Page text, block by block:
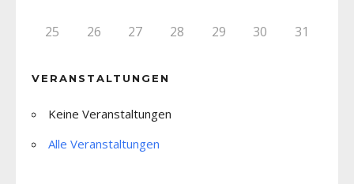
25 26 27 28 29 30 31
VERANSTALTUNGEN
Keine Veranstaltungen
Alle Veranstaltungen